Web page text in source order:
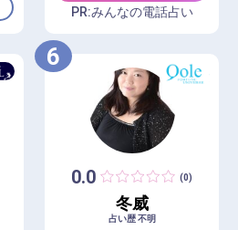
PR:みんなの電話占い
6
0.0 (0)
冬威
占い歴 不明